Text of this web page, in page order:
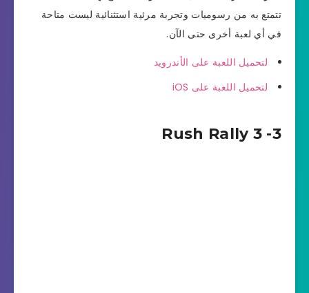
تتمتع به من رسوميات وتجربة مرئية استثنائية ليست متاحة
في أي لعبة أخرى حتى الآن.
لتحميل اللعبة على الأندرويد
لتحميل اللعبة على iOS
3- Rush Rally 3